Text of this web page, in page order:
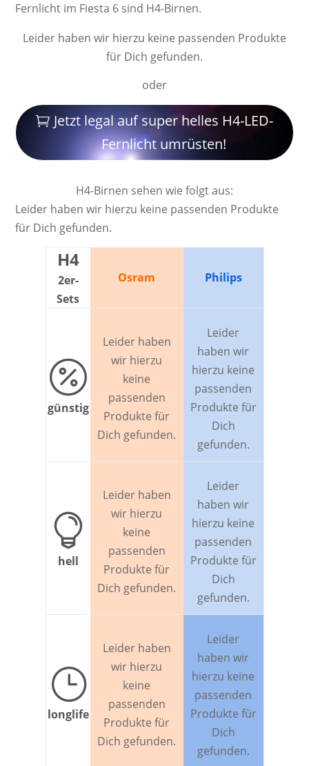
Fernlicht im Fiesta 6 sind H4-Birnen.
Leider haben wir hierzu keine passenden Produkte
für Dich gefunden.
oder
Jetzt legal auf super helles H4-LED-
Fernlicht umrüsten!
H4-Birnen sehen wie folgt aus:
Leider haben wir hierzu keine passenden Produkte
für Dich gefunden.
H4
2er-
Sets
Osram Philips

günstig
Leider haben
wir hierzu
keine
passenden
Produkte für
Dich gefunden.
Leider
haben wir
hierzu keine
passenden
Produkte für
Dich
gefunden.

hell
Leider haben
wir hierzu
keine
passenden
Produkte für
Dich gefunden.
Leider
haben wir
hierzu keine
passenden
Produkte für
Dich
gefunden.
}
longlife
Leider haben
wir hierzu
keine
passenden
Produkte für
Dich gefunden.
Leider
haben wir
hierzu keine
passenden
Produkte für
Dich
gefunden.